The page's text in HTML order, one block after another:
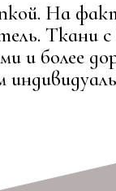
На
Ткани
и более